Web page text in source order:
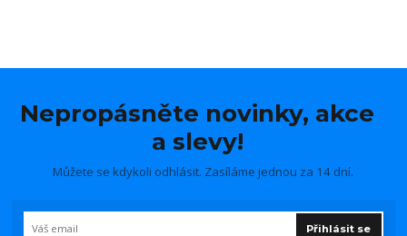
Nepropásněte novinky, akce
a slevy!
Můžete se kdykoli odhlásit. Zasíláme jednou za 14 dní.
Přihlásit se